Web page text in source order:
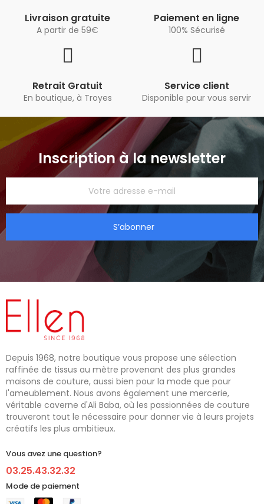
Livraison gratuite
A partir de 59€
Paiement en ligne
100% Sécurisé
Retrait Gratuit
En boutique, à Troyes
Service client
Disponible pour vous servir
Inscription à la newsletter
S’abonner
Depuis 1968, notre boutique vous propose une sélection
raffinée de tissus au mètre provenant des plus grandes
maisons de couture, aussi bien pour la mode que pour
l'ameublement. Nous avons également une mercerie,
véritable caverne d'Ali Baba, où les passionnées de couture
trouveront tout le nécessaire pour donner vie à leurs projets
créatifs les plus ambitieux.
Vous avez une question?
03.25.43.32.32
Mode de paiement